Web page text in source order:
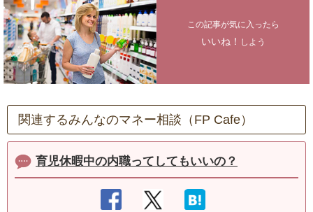
この記事が気に入ったら
いいね！ しよう
関連するみんなのマネー相談（FP Cafe）
育児休暇中の内職ってしてもいいの？